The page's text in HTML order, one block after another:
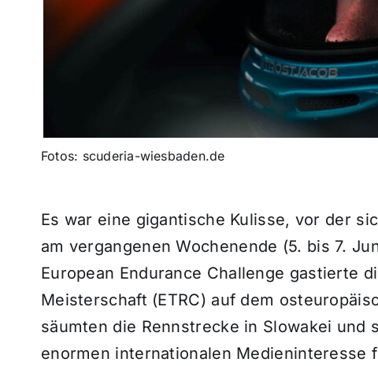
Fotos: scuderia-wiesbaden.de
Es war eine gigantische Kulisse, vor der
am vergangenen Wochenende (5. bis 7.
European Endurance Challenge gastierte
Meisterschaft (ETRC) auf dem
säumten die Rennstrecke in Slowakei und
enormen internationalen Medieninteresse